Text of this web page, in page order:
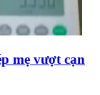
mẹ vượt cạn